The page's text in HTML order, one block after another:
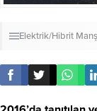
Elektrik/Hibrit